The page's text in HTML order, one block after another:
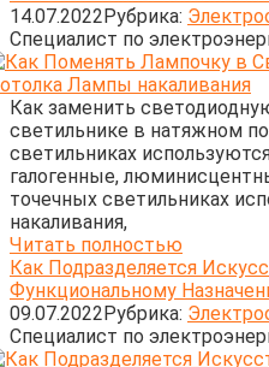
14.07.2022Рубрика:
Cпециалист по
Как заменить
светильнике в натяжном
светильниках
галогенные,
точечных светильниках
накаливания,
Читать полностью
Как Подразделяется
Функциональному
09.07.2022Рубрика:
Cпециалист по